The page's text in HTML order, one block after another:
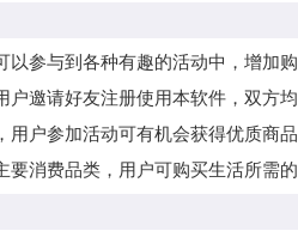
以参与到各种有趣的活动中，增加
户邀请好友注册使用本软件，双方
用户参加活动可有机会获得优质商
要消费品类，用户可购买生活所需